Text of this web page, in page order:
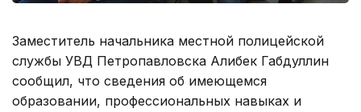
Заместитель начальника местной полицейской
службы УВД Петропавловска Алибек Габдуллин
сообщил, что сведения об имеющемся
образовании, профессиональных навыках и